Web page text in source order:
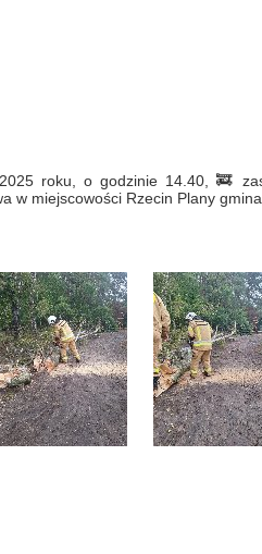
roku, o godzinie 14.40, 🚒
w miejscowości Rzecin Plany